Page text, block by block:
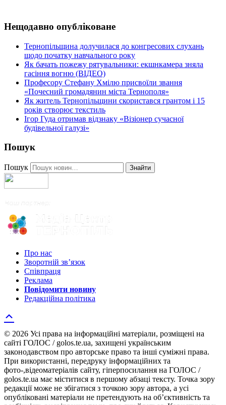
Нещодавно опубліковане
Тернопільщина долучилася до конгресових слухань
щодо початку навчального року
Як бачать пожежу рятувальники: екшнкамера зняла
гасіння вогню (ВІДЕО)
Професору Стефану Хмілю присвоїли звання
«Почесний громадянин міста Тернополя»
Як житель Тернопільщини скористався грантом і 15
років створює текстиль
Ігор Гуда отримав відзнаку «Візіонер сучасної
будівельної галузі»
Пошук
Пошук Знайти
Про нас
Зворотній зв’язок
Співпраця
Реклама
Повідомити новину
Редакційна політика
© 2026 Усі права на інформаційні матеріали, розміщені на
сайті ГОЛОС / golos.te.ua, захищені українським
законодавством про авторське право та інші суміжні права.
При використанні, передруку інформаційних та
фото-,відеоматеріалів сайту, гіперпосилання на ГОЛОС /
golos.te.ua має міститися в першому абзаці тексту. Точка зору
редакції може не збігатися з точкою зору автора, а усі
опубліковані матеріали не претендують на об’єктивність та